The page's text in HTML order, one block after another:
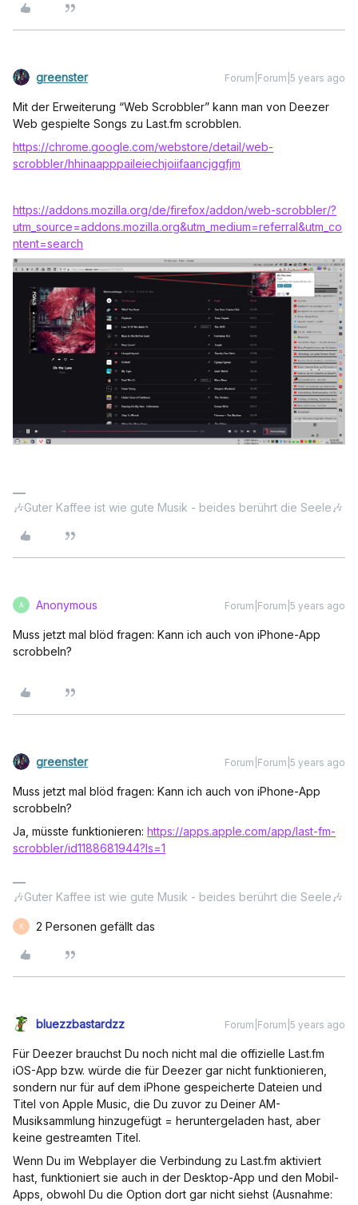
greenster Forum|Forum|5 years ago
Mit der Erweiterung “Web Scrobbler” kann man von Deezer
Web gespielte Songs zu Last.fm scrobblen.
https://chrome.google.com/webstore/detail/web-
scrobbler/hhinaapppaileiechjoiifaancjggfjm
https://addons.mozilla.org/de/firefox/addon/web-scrobbler/?
utm_source=addons.mozilla.org&utm_medium=referral&utm_co
ntent=search
🎶Guter Kaffee ist wie gute Musik - beides berührt die Seele🎶
A Anonymous Forum|Forum|5 years ago
Muss jetzt mal blöd fragen: Kann ich auch von iPhone-App
scrobbeln?
greenster Forum|Forum|5 years ago
Muss jetzt mal blöd fragen: Kann ich auch von iPhone-App
scrobbeln?
Ja, müsste funktionieren: https://apps.apple.com/app/last-fm-
scrobbler/id1188681944?Is=1
🎶Guter Kaffee ist wie gute Musik - beides berührt die Seele🎶
K 2 Personen gefällt das
bluezzbastardzz Forum|Forum|5 years ago
Für Deezer brauchst Du noch nicht mal die offizielle Last.fm
iOS-App bzw. würde die für Deezer gar nicht funktionieren,
sondern nur für auf dem iPhone gespeicherte Dateien und
Titel von Apple Music, die Du zuvor zu Deiner AM-
Musiksammlung hinzugefügt = heruntergeladen hast, aber
keine gestreamten Titel.
Wenn Du im Webplayer die Verbindung zu Last.fm aktiviert
hast, funktioniert sie auch in der Desktop-App und den Mobil-
Apps, obwohl Du die Option dort gar nicht siehst (Ausnahme: